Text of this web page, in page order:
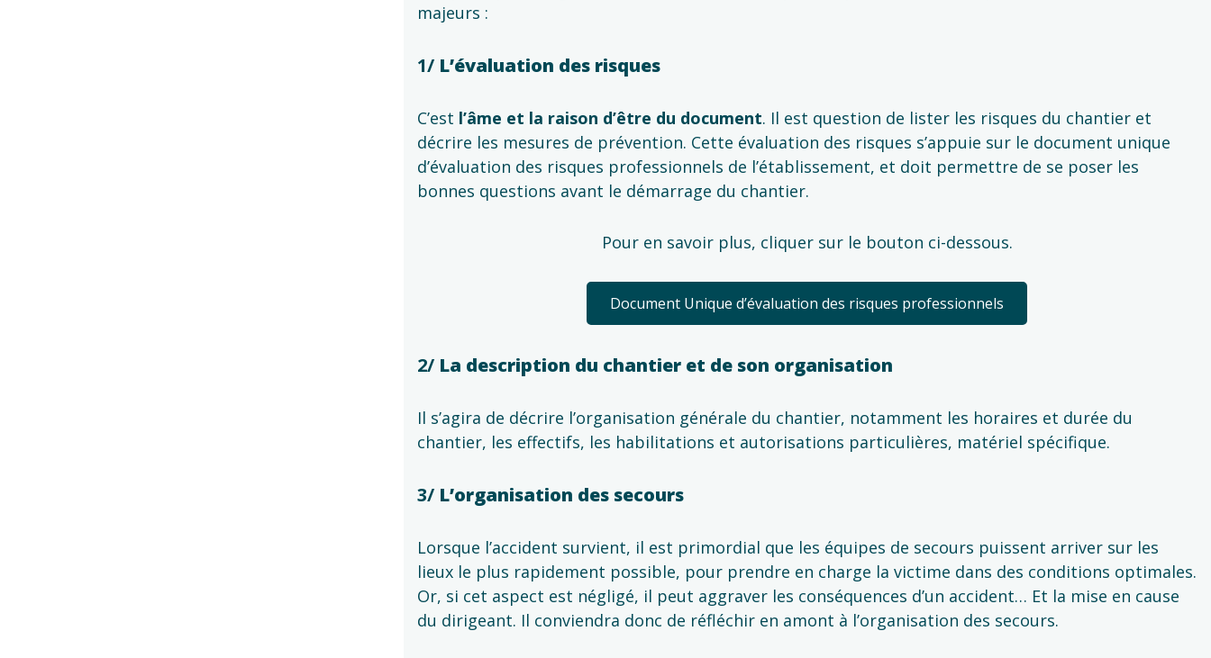
majeurs :
1/ L’évaluation des risques
C’est l’âme et la raison d’être du document. Il est question de lister les risques du chantier et
décrire les mesures de prévention. Cette évaluation des risques s’appuie sur le document unique
d’évaluation des risques professionnels de l’établissement, et doit permettre de se poser les
bonnes questions avant le démarrage du chantier.
Pour en savoir plus, cliquer sur le bouton ci-dessous.
Document Unique d’évaluation des risques professionnels
2/ La description du chantier et de son organisation
Il s’agira de décrire l’organisation générale du chantier, notamment les horaires et durée du
chantier, les effectifs, les habilitations et autorisations particulières, matériel spécifique.
3/ L’organisation des secours
Lorsque l’accident survient, il est primordial que les équipes de secours puissent arriver sur les
lieux le plus rapidement possible, pour prendre en charge la victime dans des conditions optimales.
Or, si cet aspect est négligé, il peut aggraver les conséquences d’un accident… Et la mise en cause
du dirigeant. Il conviendra donc de réfléchir en amont à l’organisation des secours.